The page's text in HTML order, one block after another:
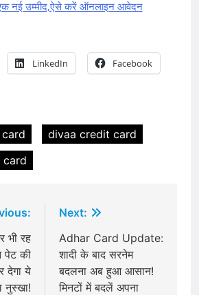
नई उम्मीद,ऐसे करें ऑनलाइन आवेदन
LinkedIn Facebook
divaa credit card
card
भी रह
पेट की
देगा ये
नुस्खा!
Next:
Adhar Card Update:
शादी के बाद सरनेम
बदलना अब हुआ आसान!
मिनटों में बदलें अपना